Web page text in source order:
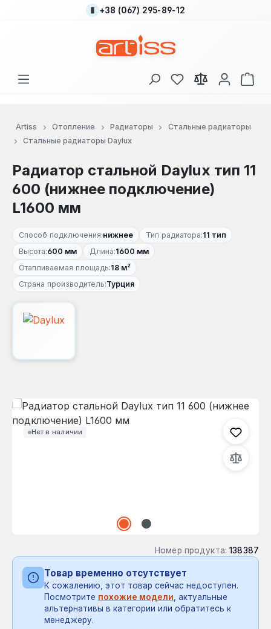
Перейти к основному содержанию
+38 (067) 295-89-12
У вас есть товары
В
Artiss Отопление Радиаторы
Стальные радиаторы
Стальные радиаторы Daylux
Радиатор стальной Daylux тип 11
600 (нижнее подключение)
L1600 мм
Способ подключения:нижнее Тип радиатора:11 тип
Высота:600 мм Длина:1600 мм
Отапливаемая площадь:18 м²
Страна производитель:Турция
Нет в наличии
Пропустить галерею изображений
Номер продукта: 138387
Товар временно отсутствует
К сожалению, этот товар сейчас недоступен.
Посмотрите похожие модели, актуальные
альтернативы в категории или обратитесь к
менеджеру.